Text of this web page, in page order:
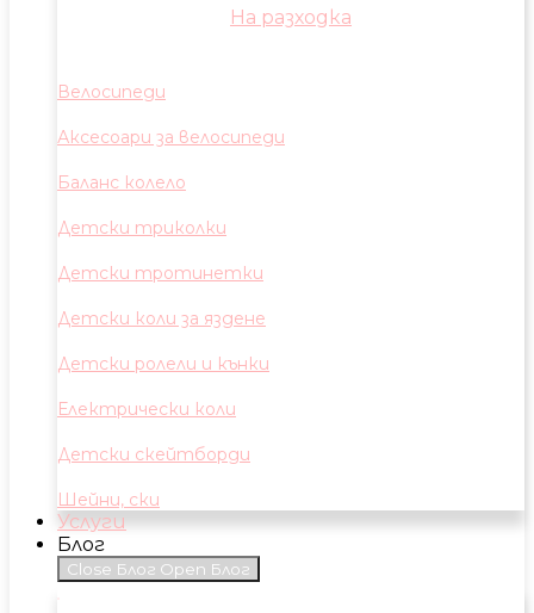
На разходка
Велосипеди
Аксесоари за велосипеди
Баланс колело
Детски триколки
Детски тротинетки
Детски коли за яздене
Детски ролели и кънки
Електрически коли
Детски скейтборди
Шейни, ски
Услуги
Блог
Close Блог Open Блог